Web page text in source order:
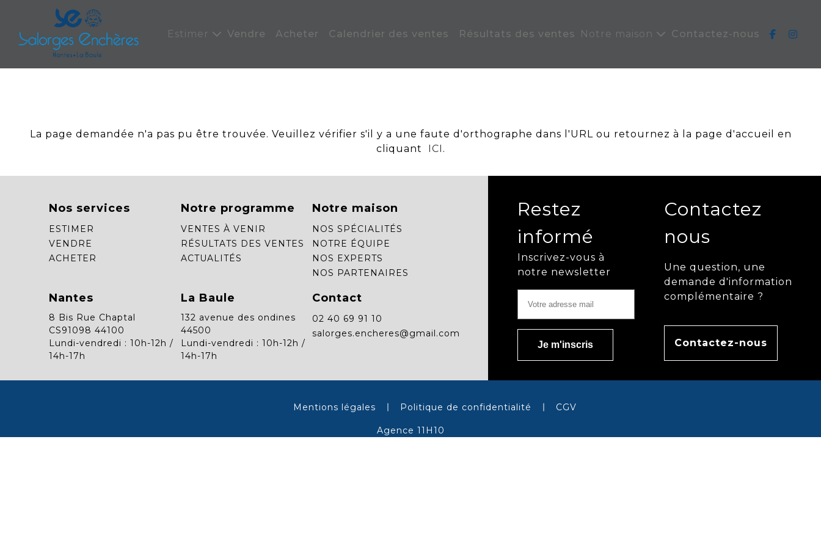
Estimer Vendre Acheter Calendrier des ventes Résultats des ventes Notre maison Contactez-nous
La page demandée n'a pas pu être trouvée. Veuillez vérifier s'il y a une faute d'orthographe dans l'URL ou retournez à la page d'accueil en
cliquant
ICI .
Nos services
ESTIMER
VENDRE
ACHETER
Notre programme
VENTES À VENIR
RÉSULTATS DES VENTES
ACTUALITÉS
Notre maison
NOS SPÉCIALITÉS
NOTRE ÉQUIPE
NOS EXPERTS
NOS PARTENAIRES
Nantes
8 Bis Rue Chaptal
CS91098 44100
Lundi-vendredi : 10h-12h /
14h-17h
La Baule
132 avenue des ondines
44500
Lundi-vendredi : 10h-12h /
14h-17h
Contact
02 40 69 91 10
salorges.encheres@gmail.com
Restez
informé
Inscrivez-vous à
notre newsletter
Contactez
nous
Une question, une
demande d'information
complémentaire ?
Contactez-nous
Mentions légales Politique de confidentialité CGV
Agence 11H10
Panneau de gestion des cookies